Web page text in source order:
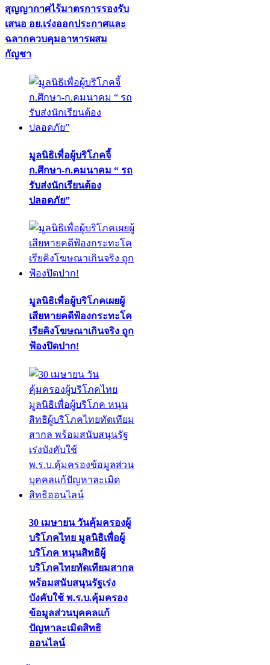
สุญญากาศไร้มาตรการรองรับ
เสนอ อย.เร่งออกประกาศและ
ฉลากควบคุมอาหารผสม
กัญชา
มูลนิธิเพื่อผู้บริโภคจี้
ก.ศึกษา-ก.คมนาคม “ รถ
รับส่งนักเรียนต้อง
ปลอดภัย”
มูลนิธิเพื่อผู้บริโภคเผยผู้
เสียหายคดีฟ้องกระทะโค
เรียคิงโฆษณาเกินจริง ถูก
ฟ้องปิดปาก!
30 เมษายน วันคุ้มครองผู้
บริโภคไทย มูลนิธิเพื่อผู้
บริโภค หนุนสิทธิผู้
บริโภคไทยทัดเทียมสากล
พร้อมสนับสนุนรัฐเร่ง
บังคับใช้ พ.ร.บ.คุ้มครอง
ข้อมูลส่วนบุคคลแก้
ปัญหาละเมิดสิทธิ
ออนไลน์